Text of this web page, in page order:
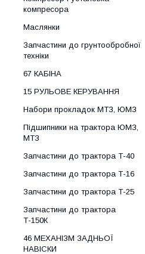
компресора
Маслянки
Запчастини до грунтообробної
техніки
67 КАБІНА
15 РУЛЬОВЕ КЕРУВАННЯ
Набори прокладок МТЗ, ЮМЗ
Підшипники на трактора ЮМЗ,
МТЗ
Запчастини до трактора Т-40
Запчастини до трактора Т-16
Запчастини до трактора Т-25
Запчастини до трактора
Т-150К
46 МЕХАНІЗМ ЗАДНЬОЇ
НАВІСКИ